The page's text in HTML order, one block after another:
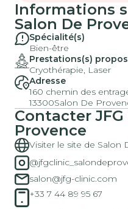
Informations
Salon De
Spécialité(s)
Bien-être
Prestations(s)
Cryothérapie, Laser
Adresse
160 chemin des
13300Salon De
Contacter
Provence
Visiter le site de Salon
salon@jfg-clinic.com
+33 7 44 89 95 67